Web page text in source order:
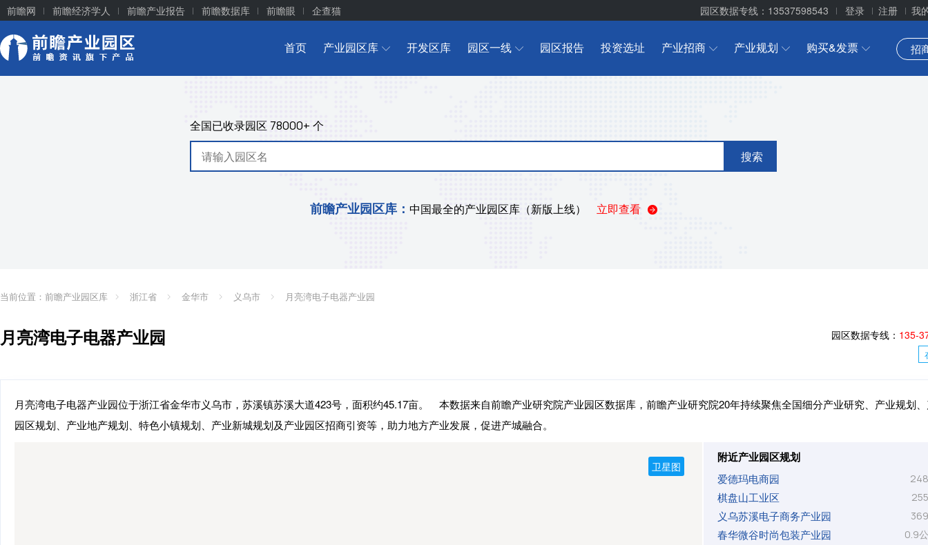
前瞻网 前瞻经济学人 前瞻产业报告 前瞻数据库 前瞻眼 企查猫 园区数据专线：13537598543 登录 注册 我
首页 产业园区库 开发区库 园区一线 园区报告 投资选址 产业招商 产业规划 购买&发票 招
全国已收录园区 78000+ 个
搜索
前瞻产业园区库： 中国最全的产业园区库（新版上线） 立即查看
当前位置： 前瞻产业园区库 浙江省 金华市 义乌市 月亮湾电子电器产业园
月亮湾电子电器产业园 园区数据专线： 135-
月亮湾电子电器产业园位于浙江省金华市义乌市，苏溪镇苏溪大道423号，面积约45.17亩。 本数据来自前瞻产业研究院产业园区数据库，前瞻产业研究院20年持续聚焦全国细分产业研究、产业规划
园区规划、产业地产规划、特色小镇规划、产业新城规划及产业园区招商引资等，助力地方产业发展，促进产城融合。
附近产业园区规划
爱德玛电商园
棋盘山工业区
义乌苏溪电子商务产业园
春华微谷时尚包装产业园 0.9